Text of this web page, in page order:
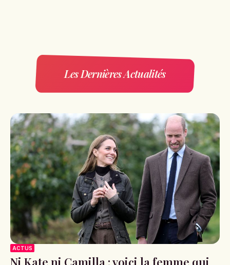
Les Dernières Actualités
ACTUS
Ni Kate ni Camilla : voici la femme qui